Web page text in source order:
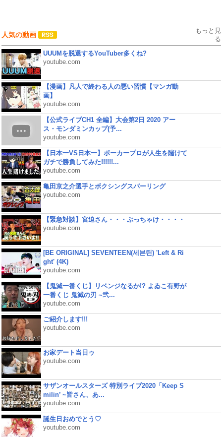
人気の動画
もっと見
る
UUUMを脱退するYouTuber多くね?
youtube.com
【漫画】凡人で終わる人の悪い習慣【マンガ動
画】
youtube.com
【公式ライブCH1 全編】大会第2日 2020 アー
ス・モンダミンカップ(予...
youtube.com
【日本一VS日本一】ポーカープロが人生を賭けて
ガチで勝負してみた!!!!!!...
youtube.com
亀田京之介選手とボクシングスパーリング
youtube.com
【緊急対談】宮迫さん・・・ぶっちゃけ・・・・
youtube.com
[BE ORIGINAL] SEVENTEEN(세븐틴) 'Left & Ri
ght' (4K)
youtube.com
【鬼滅一番くじ】リベンジなるか!? よゐこ有野が
一番くじ 鬼滅の刃 ~弐...
youtube.com
ご紹介します!!!
youtube.com
お家デート当日ゥ
youtube.com
サザンオールスターズ 特別ライブ2020「Keep S
milin’ ~皆さん、あ...
youtube.com
誕生日おめでとう♡
youtube.com